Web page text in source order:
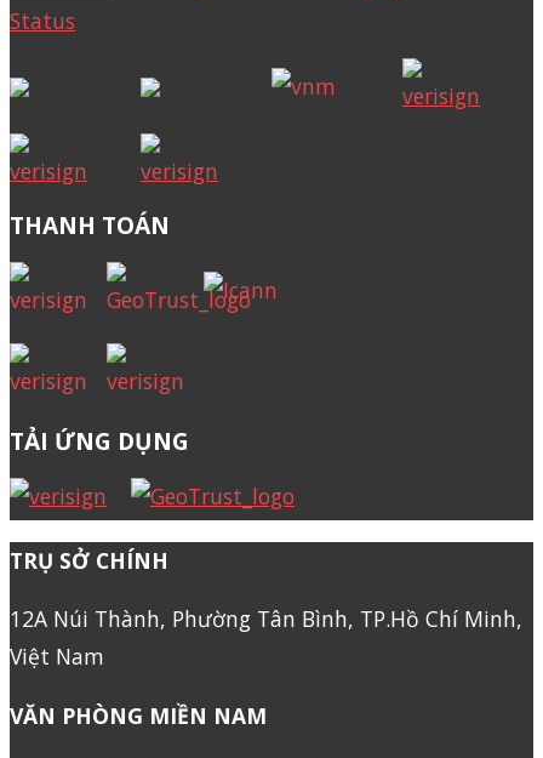
THANH TOÁN
TẢI ỨNG DỤNG
TRỤ SỞ CHÍNH
12A Núi Thành, Phường Tân Bình, TP.Hồ Chí Minh,
Việt Nam
VĂN PHÒNG MIỀN NAM